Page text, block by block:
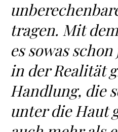
tragen. Mit
es sowas
in der Realität
Handlung, die
unter die Haut